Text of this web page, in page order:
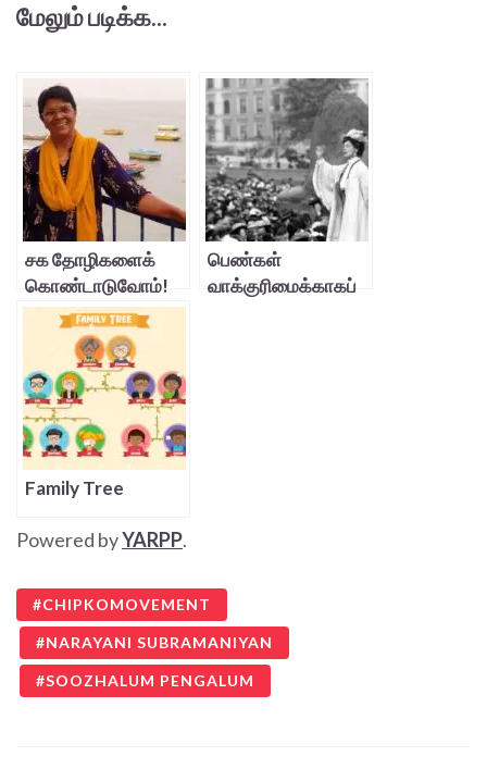
மேலும் படிக்க...
சக தோழிகளைக்
கொண்டாடுவோம்!
பெண்கள்
வாக்குரிமைக்காகப்
Family Tree
Powered byYARPP.
CHIPKOMOVEMENT
NARAYANI SUBRAMANIYAN
SOOZHALUM PENGALUM